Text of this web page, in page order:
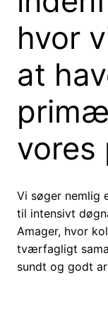
hvor
at
vores
Vi søger nemlig
til intensivt
Amager, hvor
tværfagligt
sundt og godt